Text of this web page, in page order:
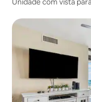
Unidade com vista